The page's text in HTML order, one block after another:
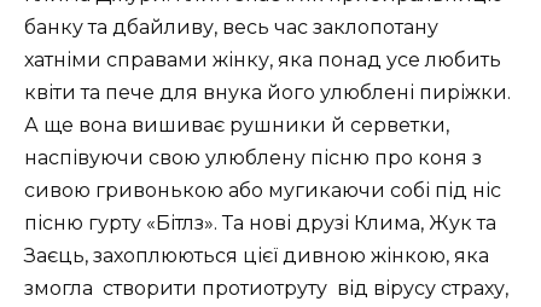
банку та дбайливу, весь час заклопотану
хатніми справами жінку, яка понад усе любить
квіти та пече для внука його улюблені пиріжки.
А ще вона вишиває рушники й серветки,
наспівуючи свою улюблену пісню про коня з
сивою гривонькою або мугикаючи собі під ніс
пісню гурту «Бітлз». Та нові друзі Клима, Жук та
Заєць, захоплюються цієї дивною жінкою, яка
змогла створити протиотруту від вірусу страху,